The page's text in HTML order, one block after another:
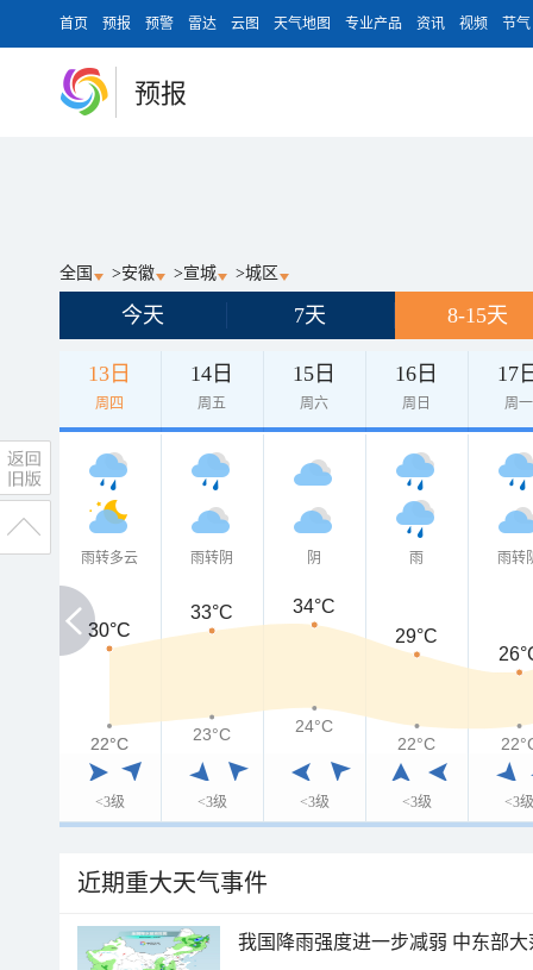
首页 预报 预警 雷达 云图 天气地图 专业产品 资讯 视频 节气
预报
全国 >安徽 >宣城 >城区
今天 7天 8-15天
13日
周四
14日
周五
15日
周六
16日
周日
17
周一
雨转多云
<3级
雨转阴
<3级
阴
<3级
雨
<3级
雨转
<3级
30°C
30°C
33°C
34°C
29°C
22°C
22°C 23°C
24°C
22°C
近期重大天气事件
我国降雨强度进一步减弱 中东部